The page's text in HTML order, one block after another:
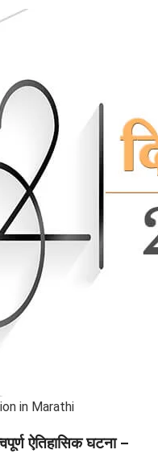
in Marathi
ऐतिहासिक घटना –